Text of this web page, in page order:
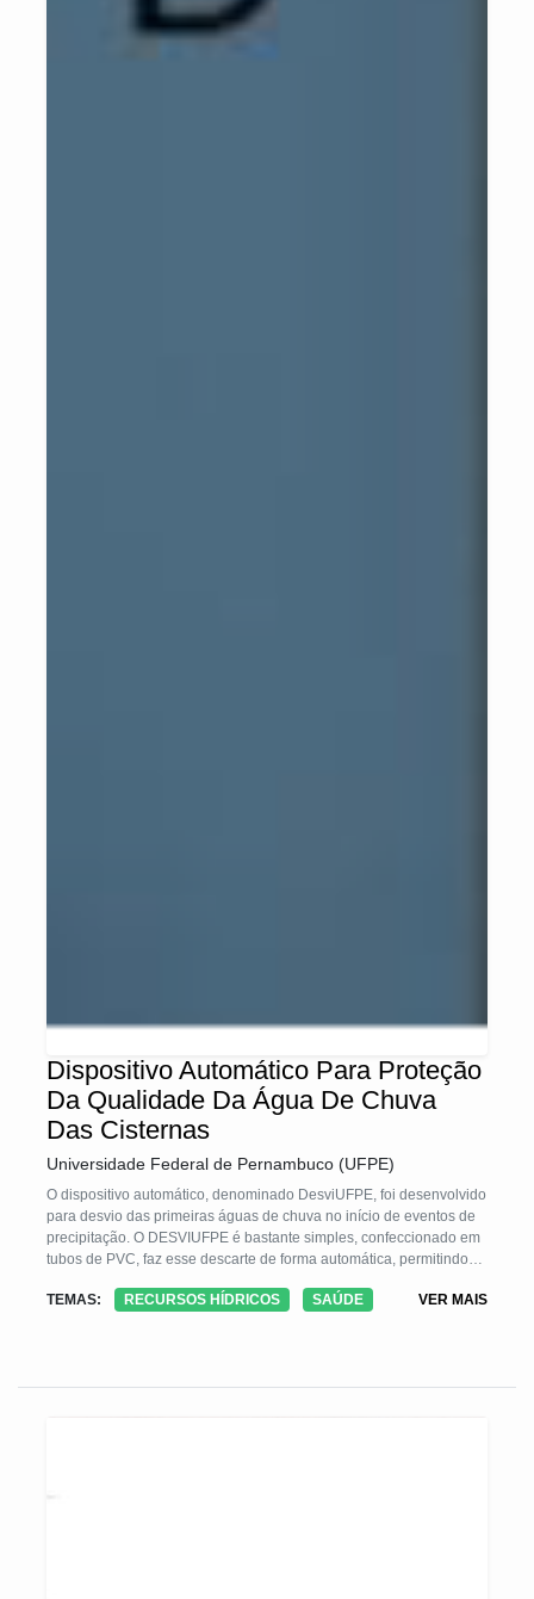
Dispositivo Automático Para Proteção
Da Qualidade Da Água De Chuva
Das Cisternas
Universidade Federal de Pernambuco (UFPE)
O dispositivo automático, denominado DesviUFPE, foi desenvolvido
para desvio das primeiras águas de chuva no início de eventos de
precipitação. O DESVIUFPE é bastante simples, confeccionado em
tubos de PVC, faz esse descarte de forma automática, permitindo
vezes de madrugada, para desviar as águas que levariam
TEMAS: RECURSOS HÍDRICOS SAÚDE VER MAIS